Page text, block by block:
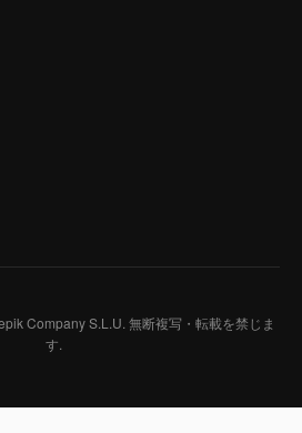
Company S.L.U. 無断複写・転載を禁じま
す.